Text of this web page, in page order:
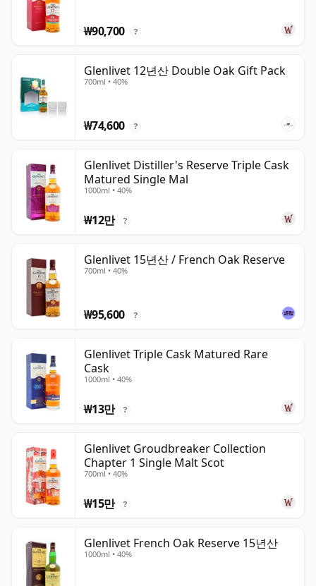
₩90,700 ?
Glenlivet 12년산 Double Oak Gift Pack
700ml • 40%
₩74,600 ?
Glenlivet Distiller's Reserve Triple Cask
Matured Single Mal
1000ml • 40%
₩12만 ?
Glenlivet 15년산 / French Oak Reserve
700ml • 40%
₩95,600 ?
Glenlivet Triple Cask Matured Rare
Cask
1000ml • 40%
₩13만 ?
Glenlivet Groudbreaker Collection
Chapter 1 Single Malt Scot
700ml • 40%
₩15만 ?
Glenlivet French Oak Reserve 15년산
1000ml • 40%